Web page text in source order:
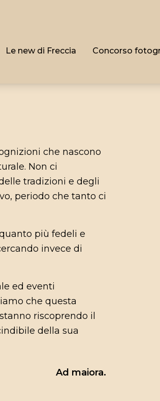
Le new di Freccia Concorso
che nascono
Non ci
tradizioni e degli
periodo che tanto ci
più fedeli e
invece di
ed eventi
che questa
riscoprendo il
della sua
Ad maiora.